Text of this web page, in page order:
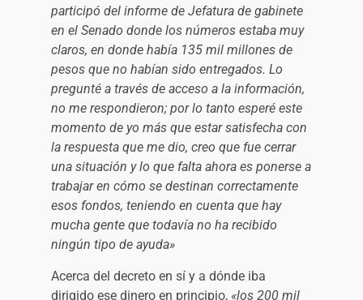
participó del informe de Jefatura de gabinete
en el Senado donde los números estaba muy
claros, en donde había 135 mil millones de
pesos que no habían sido entregados. Lo
pregunté a través de acceso a la información,
no me respondieron; por lo tanto esperé este
momento de yo más que estar satisfecha con
la respuesta que me dio, creo que fue cerrar
una situación y lo que falta ahora es ponerse a
trabajar en cómo se destinan correctamente
esos fondos, teniendo en cuenta que hay
mucha gente que todavía no ha recibido
ningún tipo de ayuda»
Acerca del decreto en sí y a dónde iba
dirigido ese dinero en principio, «los 200 mil